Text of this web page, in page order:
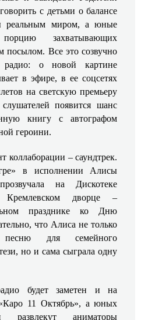
с детьми о балансе
реальным миром, а юные
захватывающих
Все это созвучно
радио: о новой картине
в эфире, в ее соцсетях
на светскую премьеру
появится шанс
книгу с автографом
героини.
коллаборации – саундтрек.
в исполнении Алисы
на Дискотеке
дворце –
празднике ко Дню
что Алиса не только
песню для семейного
но и сама сыграла одну
будет заметен и на
11 Октябрь», а юных
развлекут аниматоры